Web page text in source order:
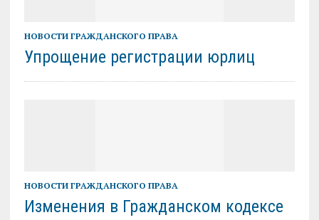
НОВОСТИ ГРАЖДАНСКОГО ПРАВА
Упрощение регистрации юрлиц
НОВОСТИ ГРАЖДАНСКОГО ПРАВА
Изменения в Гражданском кодексе